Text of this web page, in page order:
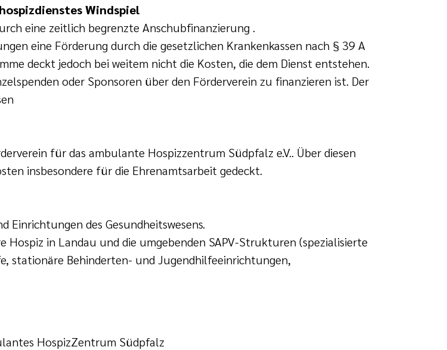
Windspiel
eine zeitlich begrenzte Anschubfinanzierung .
eine Förderung durch die gesetzlichen Krankenkassen nach § 39 A
deckt jedoch bei weitem nicht die Kosten, die dem Dienst entstehen.
oder Sponsoren über den Förderverein zu finanzieren ist. Der
für das ambulante Hospizzentrum Südpfalz e.V.. Über diesen
insbesondere für die Ehrenamtsarbeit gedeckt.
Einrichtungen des Gesundheitswesens.
Hospiz in Landau und die umgebenden SAPV-Strukturen (spezialisierte
stationäre Behinderten- und Jugendhilfeeinrichtungen,
HospizZentrum Südpfalz